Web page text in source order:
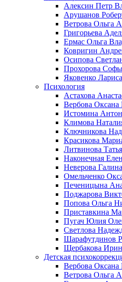
Алексин Петр
Арушанов
Ветрова Ольга
Григорьева
Ермас Ольга
Ковригин
Осипова
Прохорова
Яковенко
Психология
Астахова
Вербова
Истомина
Климова
Ключникова
Красикова
Литвинова
Наконечная
Неверова
Омельченко
Печеницына
Поджарова
Попова Ольга
Приставкина
Пугач Юлия
Светлова
Шарафутдинов
Щербакова
Детская
Вербова
Ветрова Ольга